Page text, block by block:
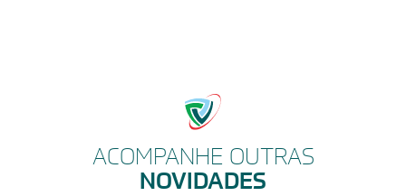
ACOMPANHE OUTRAS
NOVIDADES